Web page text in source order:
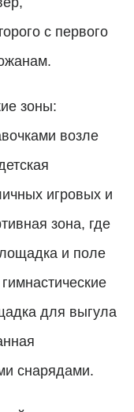
с первого
зоны:
возле
игровых и
зона, где
и поле
для выгула
снарядами.